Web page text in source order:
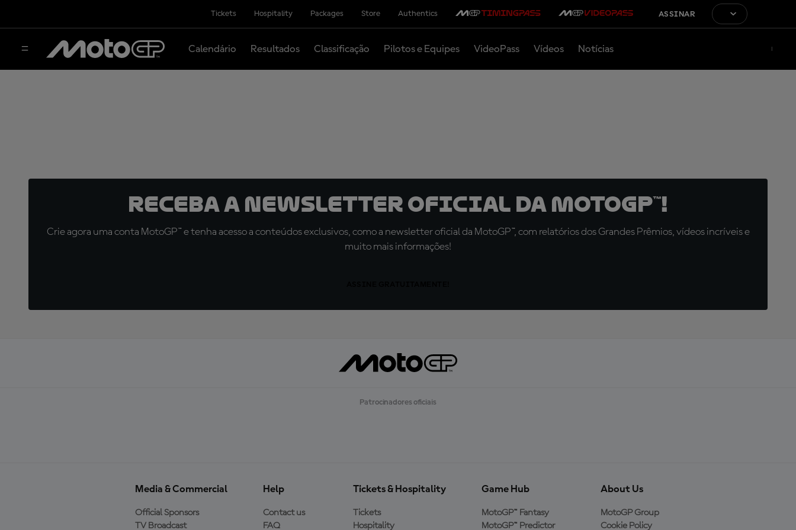
Tickets Hospitality Packages Store Authentics ASSINAR
Calendário Resultados Classificação Pilotos e Equipes VideoPass Vídeos Notícias
Receba a newsletter oficial da MotoGP™!
Crie agora uma conta MotoGP™ e tenha acesso a conteúdos exclusivos, como a newsletter oficial da MotoGP™, com relatórios dos Grandes Prêmios, vídeos incríveis e
muito mais informações!
Patrocinadores oficiais
Media & Commercial
Official Sponsors
TV Broadcast
Help
Contact us
FAQ
Tickets & Hospitality
Tickets
Hospitality
Game Hub
MotoGP™ Fantasy
MotoGP™ Predictor
About Us
MotoGP Group
Cookie Policy